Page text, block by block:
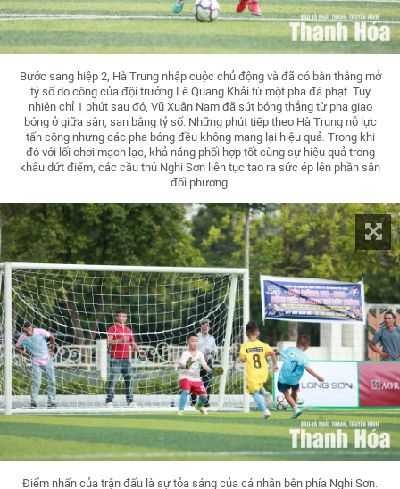
Bước sang hiệp 2, Hà Trung nhập cuộc chủ động và đã có bàn thắng mở
tỷ số do công của đội trưởng Lê Quang Khải từ một pha đá phạt. Tuy
nhiên chỉ 1 phút sau đó, Vũ Xuân Nam đã sút bóng thẳng từ pha giao
bóng ở giữa sân, san bằng tỷ số. Những phút tiếp theo Hà Trung nỗ lực
tấn công nhưng các pha bóng đều không mang lại hiệu quả. Trong khi
đó với lối chơi mạch lạc, khả năng phối hợp tốt cùng sự hiệu quả trong
khâu dứt điểm, các cầu thủ Nghi Sơn liên tục tạo ra sức ép lên phần sân
đối phương.
Điểm nhấn của trận đấu là sự tỏa sáng của cá nhân bên phía Nghi Sơn.